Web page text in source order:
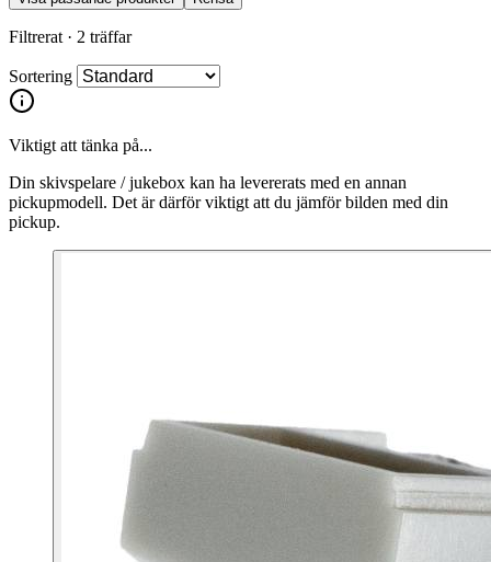
Filtrerat · 2 träffar
Sortering
Viktigt att tänka på...
Din skivspelare / jukebox kan ha levererats med en annan
pickupmodell. Det är därför viktigt att du jämför bilden med din
pickup.